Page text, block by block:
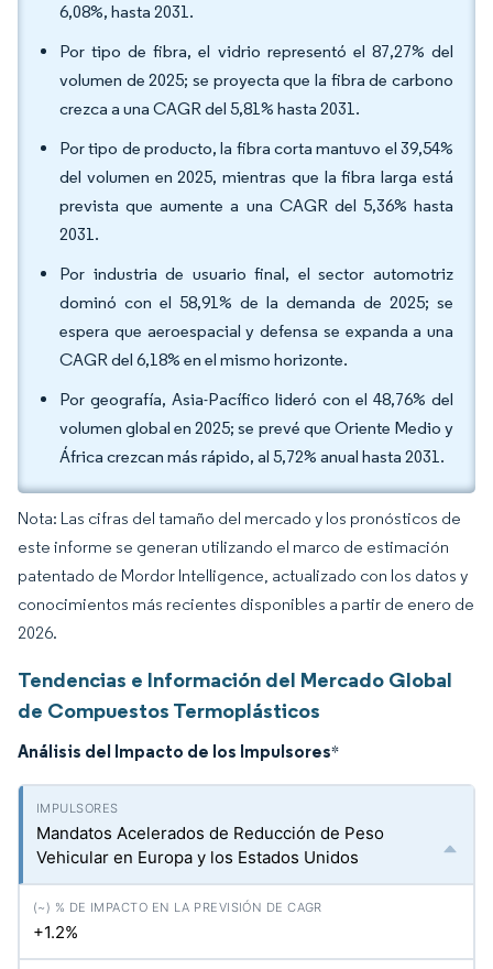
6,08%, hasta 2031.
Por tipo de fibra, el vidrio representó el 87,27% del
volumen de 2025; se proyecta que la fibra de carbono
crezca a una CAGR del 5,81% hasta 2031.
Por tipo de producto, la fibra corta mantuvo el 39,54%
del volumen en 2025, mientras que la fibra larga está
prevista que aumente a una CAGR del 5,36% hasta
2031.
Por industria de usuario final, el sector automotriz
dominó con el 58,91% de la demanda de 2025; se
espera que aeroespacial y defensa se expanda a una
CAGR del 6,18% en el mismo horizonte.
Por geografía, Asia-Pacífico lideró con el 48,76% del
volumen global en 2025; se prevé que Oriente Medio y
África crezcan más rápido, al 5,72% anual hasta 2031.
Nota: Las cifras del tamaño del mercado y los pronósticos de
este informe se generan utilizando el marco de estimación
patentado de Mordor Intelligence, actualizado con los datos y
conocimientos más recientes disponibles a partir de enero de
2026.
Tendencias e Información del Mercado Global
de Compuestos Termoplásticos
Análisis del Impacto de los Impulsores*
Mandatos Acelerados de Reducción de Peso
Vehicular en Europa y los Estados Unidos
+1.2%